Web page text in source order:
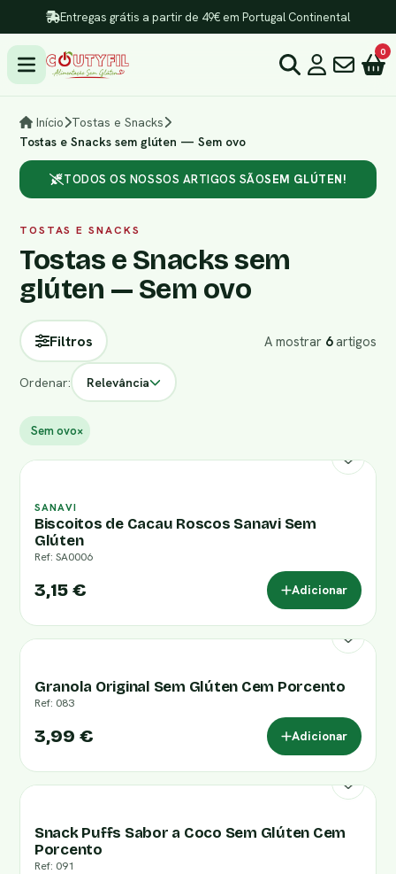
Entregas grátis a partir de 49€ em Portugal Continental
0
Início
Tostas e Snacks
Tostas e Snacks sem glúten — Sem ovo
TODOS OS NOSSOS ARTIGOS SÃOSEM GLÚTEN!
TOSTAS E SNACKS
Tostas e Snacks sem
glúten — Sem ovo
Filtros A mostrar 6artigos
Ordenar: Relevância
Sem ovo×
SANAVI
Biscoitos de Cacau Roscos Sanavi Sem
Glúten
Ref: SA0006
3,15 € Adicionar
Granola Original Sem Glúten Cem Porcento
Ref: 083
3,99 € Adicionar
Snack Puffs Sabor a Coco Sem Glúten Cem
Porcento
Ref: 091